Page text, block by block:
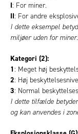
I: For miner.
II: For andre
I dette eksempel
miljøer uden for miner.
Kategori (2):
1 : Meget høj
2: Høj
3: Normal
I dette tilfælde
og kan anvendes i